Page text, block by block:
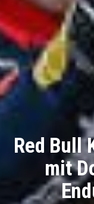
Red Bull
mit